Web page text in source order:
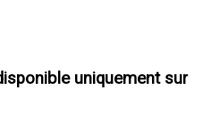
uniquement sur